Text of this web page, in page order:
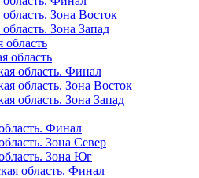
область. Зона Восток
область. Зона Запад
область
область
область. Финал
область. Зона Восток
область. Зона Запад
Финал
Зона Север
Зона Юг
область. Финал